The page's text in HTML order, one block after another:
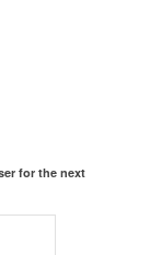
for the next